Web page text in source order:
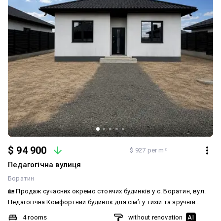
$ 94 900 $ 927 per m²
Педагогічна вулиця
Боратин
🏡 Продаж сучасних окремо стоячих будинків у с. Боратин, вул.
Педагогічна Комфортний будинок для сім’ї у тихій та зручній
локації поруч із містом ✨ ▫️105 м² площі ▫️6 соток землі ▫️3 окремі
4 rooms
without renovation AI